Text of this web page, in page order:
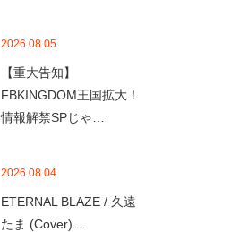
2026.08.05
【重大告知】
FBKINGDOM王国拡大！
情報解禁SPじゃ…
2026.08.04
ETERNAL BLAZE / 久遠
たま (Cover)…